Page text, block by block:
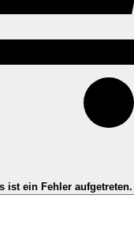
ist ein Fehler aufgetreten.